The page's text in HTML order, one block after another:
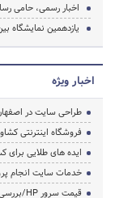
اخبار رسمی، حامی
یازدهمین نمایشگاه
اخبار ویژه
طراحی سایت در
فروشگاه اینترنتی
ایده های طلایی برای
خدمات سایت انجام
قیمت سرور HP/بررسی و خرید سرور اچ پی